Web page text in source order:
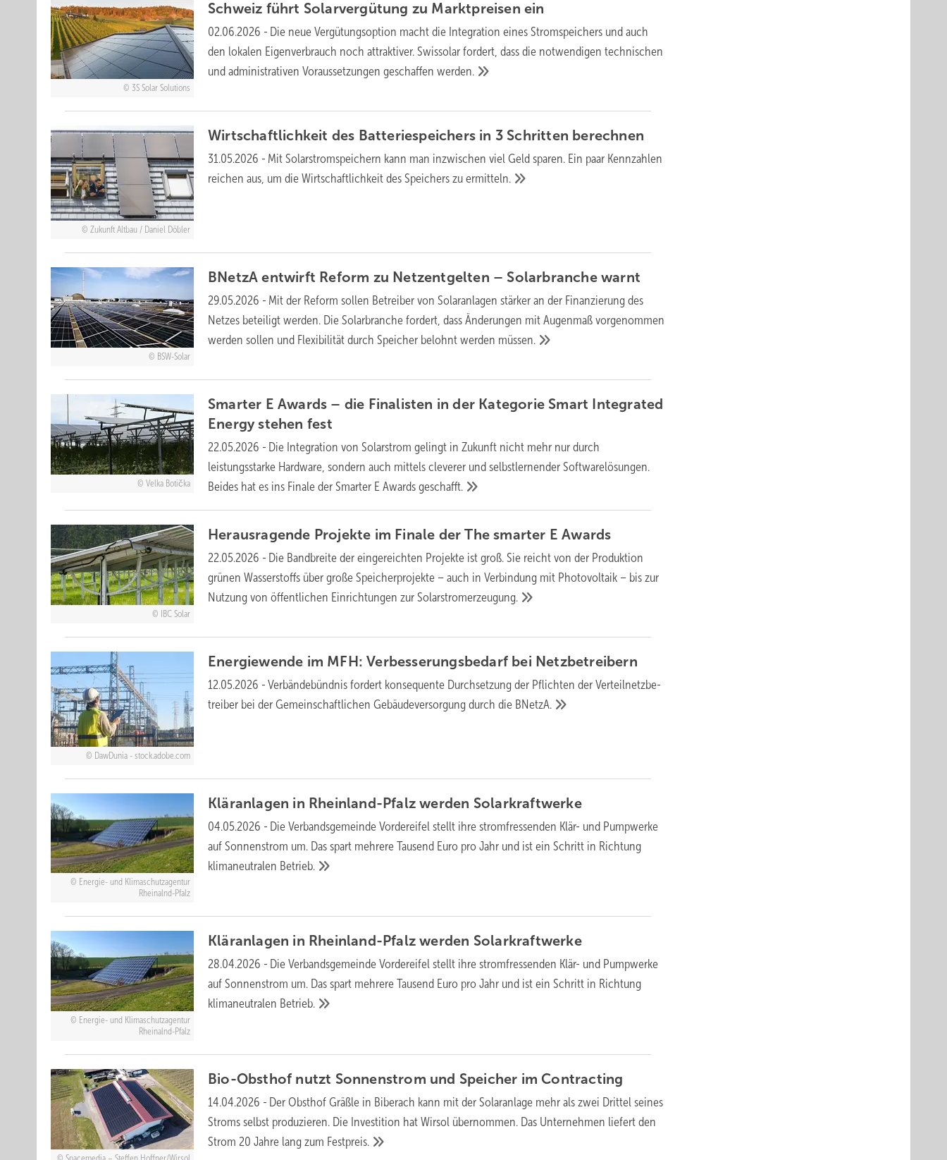
3S Solar Solutions
Schweiz führt Solarvergütung zu Marktpreisenein
02.06.2026 - Die neue Vergütungsoption macht die Integration eines Stromspeichers und auch
den lokalen Eigenverbrauch noch attraktiver. Swissolar fordert, dass die notwendigen technischen
und administrativen Voraussetzungen geschaffenwerden.
Zukunft Altbau / Daniel Döbler
Wirtschaftlichkeit des Batterie­spei­chers in 3 Schritten berechnen
31.05.2026 - Mit Solarstrom­speichern kann man inzwi­schen viel Geld sparen. Ein paar Kenn­zahlen
rei­chen aus, um die Wirt­schaft­lich­keit des Spei­chers zuermitteln.
BSW-Solar
BNetzA entwirft Reform zu Netzentgelten – Solarbranchewarnt
29.05.2026 - Mit der Reform sollen Betreiber von Solaranlagen stärker an der Finanzierung des
Netzes beteiligt werden. Die Solarbranche fordert, dass Änderungen mit Augenmaß vorgenommen
werden sollen und Flexibilität durch Speicher belohnt werden müssen.
Velka Botička
Smarter E Awards – die Finalisten in der Kategorie Smart Integrated
Energy stehen fest
22.05.2026 - Die Integration von Solarstrom gelingt in Zukunft nicht mehr nur durch
leistungsstarke Hardware, sondern auch mittels cleverer und selbstlernender Softwarelösungen.
Beides hat es ins Finale der Smarter E Awardsgeschafft.
IBC Solar
Herausragende Projekte im Finale der The smarter EAwards
22.05.2026 - Die Bandbreite der eingereichten Projekte ist groß. Sie reicht von der Produktion
grünen Wasserstoffs über große Speicherprojekte – auch in Verbindung mit Photovoltaik – bis zur
Nutzung von öffentlichen Einrichtungen zurSolarstromerzeugung.
DawDunia - stock.adobe.com
Energiewende im MFH: Verbes­se­rungs­bedarf bei Netz­betrei­bern
12.05.2026 - Verbändebündnis fordert konse­quente Durch­set­zung der Pflich­ten der Verteil­netz­be­
trei­ber bei der Gemein­schaft­li­chen Gebäu­de­ver­sor­gung durch die BNetzA.
Energie- und Klimaschutzagentur
Rheinalnd-Pfalz
Kläranlagen in Rheinland-Pfalz werden Solarkraftwerke
04.05.2026 - Die Verbandsgemeinde Vordereifel stellt ihre stromfressenden Klär- und Pumpwerke
auf Sonnenstrom um. Das spart mehrere Tausend Euro pro Jahr und ist ein Schritt in Richtung
klimaneutralen Betrieb.
Energie- und Klimaschutzagentur
Rheinalnd-Pfalz
Kläranlagen in Rheinland-Pfalz werden Solarkraftwerke
28.04.2026 - Die Verbandsgemeinde Vordereifel stellt ihre stromfressenden Klär- und Pumpwerke
auf Sonnenstrom um. Das spart mehrere Tausend Euro pro Jahr und ist ein Schritt in Richtung
klimaneutralen Betrieb.
Bio-Obsthof nutzt Sonnenstrom und Speicher imContracting
14.04.2026 - Der Obsthof Gräßle in Biberach kann mit der Solaranlage mehr als zwei Drittel seines
Stroms selbst produzieren. Die Investition hat Wirsol übernommen. Das Unternehmen liefert den
Strom 20 Jahre lang zum Festpreis.